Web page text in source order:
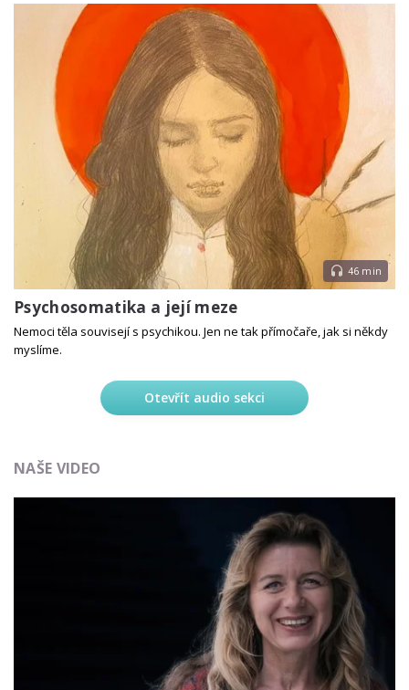
46 min
Psychosomatika a její meze
Nemoci těla souvisejí s psychikou. Jen ne tak přímočaře, jak si někdy
myslíme.
Otevřít audio sekci
NAŠE VIDEO